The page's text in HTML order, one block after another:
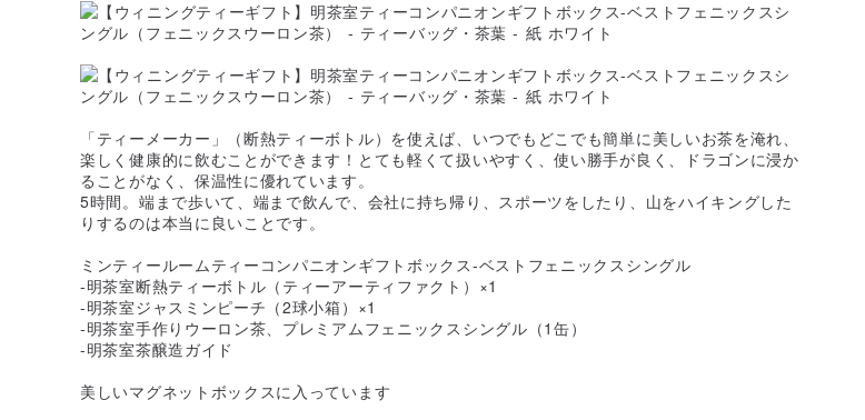
「ティーメーカー」（断熱ティーボトル）を使えば、いつでもどこでも簡単に美しいお茶を淹れ、
楽しく健康的に飲むことができます！とても軽くて扱いやすく、使い勝手が良く、ドラゴンに浸か
ることがなく、保温性に優れています。
5時間。端まで歩いて、端まで飲んで、会社に持ち帰り、スポーツをしたり、山をハイキングした
りするのは本当に良いことです。
ミンティールームティーコンパニオンギフトボックス-ベストフェニックスシングル
-明茶室断熱ティーボトル（ティーアーティファクト）×1
-明茶室ジャスミンピーチ（2球小箱）×1
-明茶室手作りウーロン茶、プレミアムフェニックスシングル（1缶）
-明茶室茶醸造ガイド
美しいマグネットボックスに入っています